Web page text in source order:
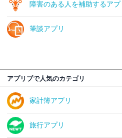
障害のある人を補助するアプ
筆談アプリ
アプリブで人気のカテゴリ
家計簿アプリ
旅行アプリ